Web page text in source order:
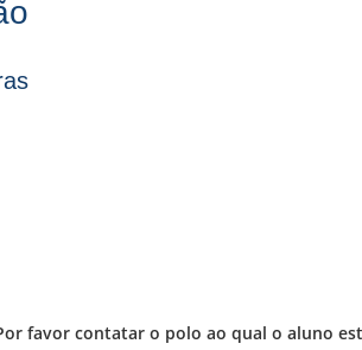
favor contatar o polo ao qual o aluno